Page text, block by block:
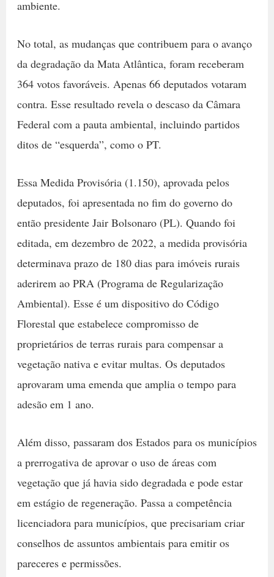
ambiente.
No total, as mudanças que contribuem para o avanço
da degradação da Mata Atlântica, foram receberam
364 votos favoráveis. Apenas 66 deputados votaram
contra. Esse resultado revela o descaso da Câmara
Federal com a pauta ambiental, incluindo partidos
ditos de “esquerda”, como o PT.
Essa Medida Provisória (1.150), aprovada pelos
deputados, foi apresentada no fim do governo do
então presidente Jair Bolsonaro (PL). Quando foi
editada, em dezembro de 2022, a medida provisória
determinava prazo de 180 dias para imóveis rurais
aderirem ao PRA (Programa de Regularização
Ambiental). Esse é um dispositivo do Código
Florestal que estabelece compromisso de
proprietários de terras rurais para compensar a
vegetação nativa e evitar multas. Os deputados
aprovaram uma emenda que amplia o tempo para
adesão em 1 ano.
Além disso, passaram dos Estados para os municípios
a prerrogativa de aprovar o uso de áreas com
vegetação que já havia sido degradada e pode estar
em estágio de regeneração. Passa a competência
licenciadora para municípios, que precisariam criar
conselhos de assuntos ambientais para emitir os
pareceres e permissões.